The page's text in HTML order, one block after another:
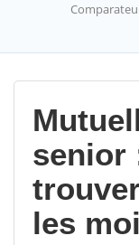
senior
les